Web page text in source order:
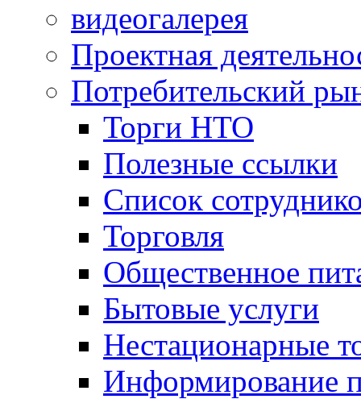
видеогалерея
Проектная
Потребительский
Торги НТО
Полезные ссылки
Список
Торговля
Общественное
Бытовые услуги
Нестационарные
Информирование